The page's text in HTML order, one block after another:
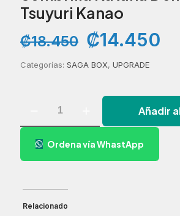
Tsuyuri Kanao
₡18.450 El
precio
original
era:
₡14.450
Categorías: SAGA BOX, UPGRADE
Tsuyuri
Kanao
Añadir
Ordena vía WhastApp
Relacionado